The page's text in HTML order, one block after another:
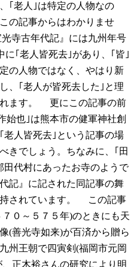
｢老人｣は特定の人物なの
の記事からはわかりませ
寺古年代記』には九州年号
に｢老人皆死去｣があり、｢皆｣
の人物ではなく、やはり新
、｢老人が皆死去した｣と理
ます。
更にこの記事の前
始也｣は熊本市の健軍神社創
人皆死去｣という記事の場
きでしょう。ちなみに、｢田
代村にあったお寺のようで
記』に記された同記事の舞
されています。
この記事
０～５７５年)のときにも天
(善光寺如来)が百済から贈ら
州王朝で四寅剣(福岡市元岡
正木裕さんの研究により明